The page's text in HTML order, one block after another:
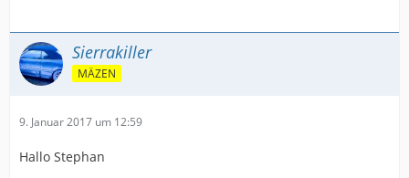
Sierrakiller
MÄZEN
9. Januar 2017 um 12:59
Hallo Stephan